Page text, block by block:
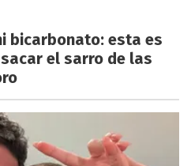
bicarbonato: esta es
sacar el sarro de las